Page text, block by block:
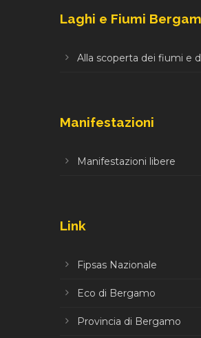
Laghi e Fiumi
Alla scoperta dei fiumi e
Manifestazioni
Manifestazioni libere
Link
Fipsas Nazionale
Eco di Bergamo
Provincia di Bergamo